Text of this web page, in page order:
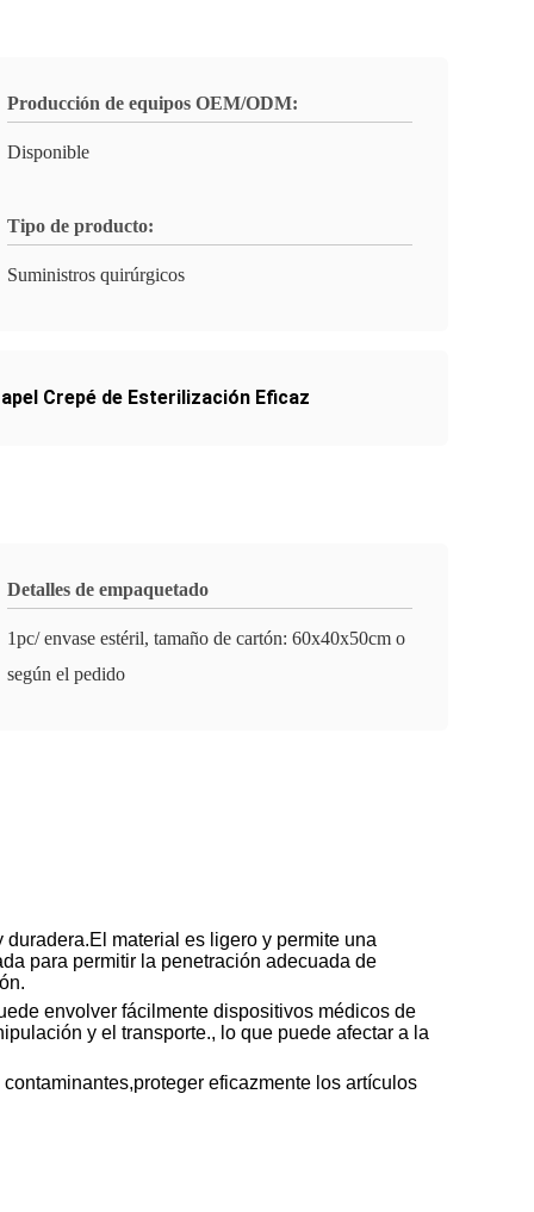
Producción de equipos OEM/ODM:
Disponible
Tipo de producto:
Suministros quirúrgicos
Crepé de Esterilización Eficaz
Detalles de empaquetado
1pc/ envase estéril, tamaño de cartón: 60x40x50cm o
según el pedido
material es ligero y permite una
para permitir la penetración adecuada de
envolver fácilmente dispositivos médicos de
y el transporte., lo que puede afectar a la
eficazmente los artículos